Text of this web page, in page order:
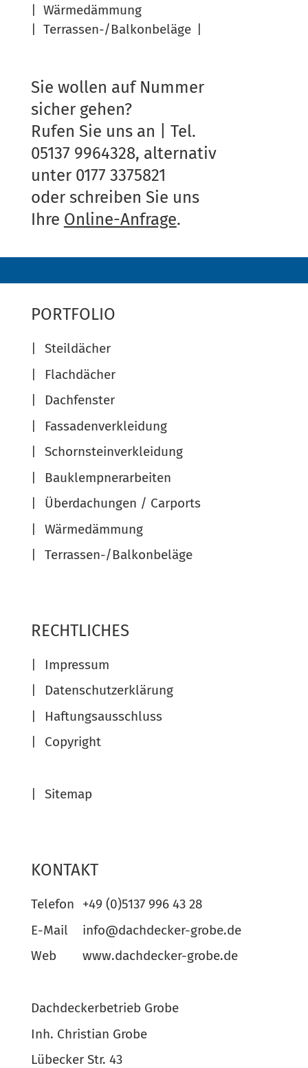
Wär­me­däm­mung
Ter­ras­sen-/Bal­kon­be­lä­ge
Sie wollen auf Nummer
sicher gehen?
Rufen Sie uns an | Tel.
05137 9964328, alternativ
unter 0177 3375821
oder schreiben Sie uns
Ihre Online-Anfrage.
PORTFOLIO
Steildächer
Flachdächer
Dachfenster
Fassadenverkleidung
Schornsteinverkleidung
Bauklempnerarbeiten
Überdachungen / Carports
Wärmedämmung
Terrassen-/Balkonbeläge
RECHTLICHES
Impressum
Datenschutzerklärung
Haftungsausschluss
Copyright
Sitemap
KONTAKT
Telefon
+49 (0)5137 996 43 28
E-Mail
info@dachdecker-grobe.de
Web
www.dachdecker-grobe.de
Dachdeckerbetrieb Grobe
Inh. Christian Grobe
Lübecker Str. 43